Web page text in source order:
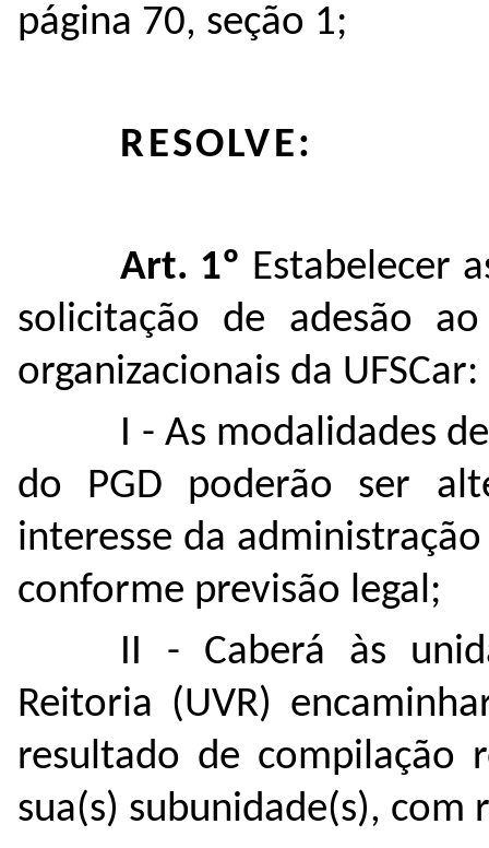
página 70, seção 1;
RESOLVE:
Art. 1º Estabelecer
solicitação de adesão
organizacionais da UFSCar:
I - As modalidades
do PGD poderão ser
interesse da
conforme previsão legal;
II - Caberá às
Reitoria (UVR)
resultado de compilação
sua(s) subunidade(s), com